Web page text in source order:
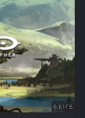
6,61 ГБ